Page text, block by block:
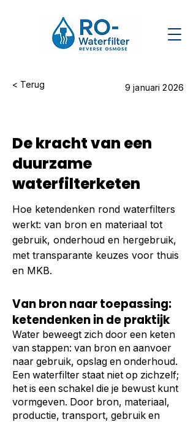
< Terug 9 januari 2026
De kracht van een
duurzame
waterfilterketen
Hoe ketendenken rond waterfilters
werkt: van bron en materiaal tot
gebruik, onderhoud en hergebruik,
met transparante keuzes voor thuis
en MKB.
Van bron naar toepassing:
ketendenken in de praktijk
Water beweegt zich door een keten
van stappen: van bron en aanvoer
naar gebruik, opslag en onderhoud.
Een waterfilter staat niet op zichzelf;
het is een schakel die je bewust kunt
vormgeven. Door bron, materiaal,
productie, transport, gebruik en